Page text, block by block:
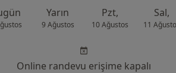
Yarın
9 Ağustos
Pzt,
10 Ağustos
Sal,
11
Online randevu erişime kapalı